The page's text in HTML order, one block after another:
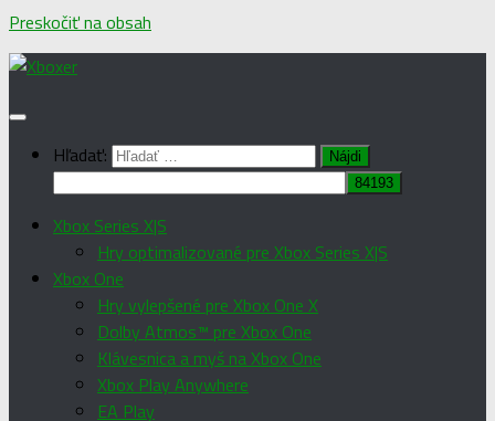
Preskočiť na obsah
Hľadať:
Xbox Series X|S
Hry optimalizované pre Xbox Series X|S
Xbox One
Hry vylepšené pre Xbox One X
Dolby Atmos™ pre Xbox One
Klávesnica a myš na Xbox One
Xbox Play Anywhere
EA Play